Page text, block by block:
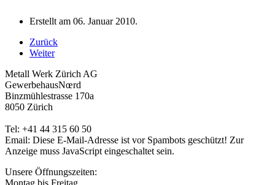
Erstellt am 06. Januar 2010.
Zurück
Weiter
Metall Werk Zürich AG
GewerbehausNœrd
Binzmühlestrasse 170a
8050 Zürich
Tel: +41 44 315 60 50
Email: Diese E-Mail-Adresse ist vor Spambots geschützt! Zur
Anzeige muss JavaScript eingeschaltet sein.
Unsere Öffnungszeiten:
Montag bis Freitag